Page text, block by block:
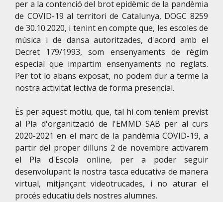
per a la contenció del brot epidèmic de la pandèmia
de COVID-19 al territori de Catalunya, DOGC 8259
de 30.10.2020, i tenint en compte que, les escoles de
música i de dansa autoritzades, d'acord amb el
Decret 179/1993, som ensenyaments de règim
especial que impartim ensenyaments no reglats.
Per tot lo abans exposat, no podem dur a terme la
nostra activitat lectiva de forma presencial.
És per aquest motiu, que, tal hi com teníem previst
al Pla d'organització de l'EMMD SAB per al curs
2020-2021 en el marc de la pandèmia COVID-19, a
partir del proper dilluns 2 de novembre activarem
el Pla d'Escola online, per a poder seguir
desenvolupant la nostra tasca educativa de manera
virtual, mitjançant videotrucades, i no aturar el
procés educatiu dels nostres alumnes.